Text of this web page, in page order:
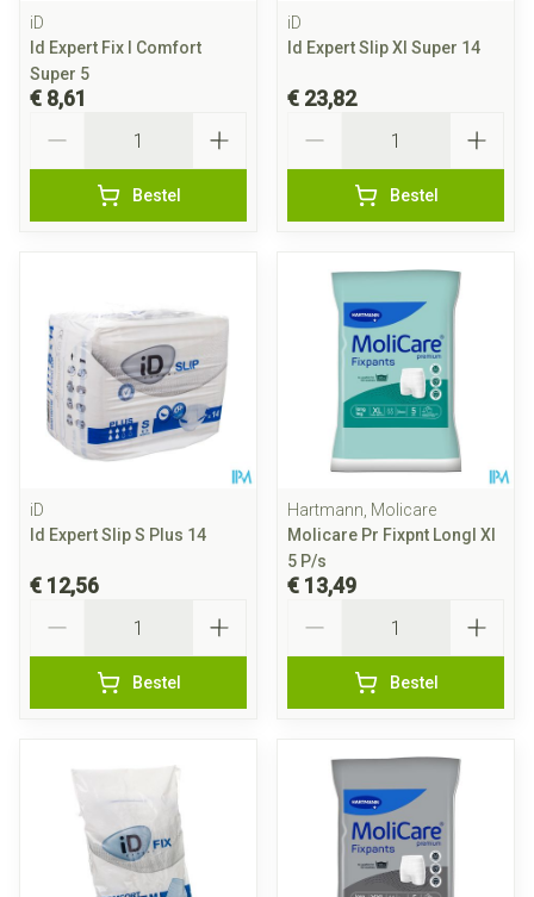
iD
Id Expert Fix l Comfort
Super 5
€ 8,61
Bestel
iD
Id Expert Slip Xl Super 14
€ 23,82
Bestel
iD
Id Expert Slip S Plus 14
€ 12,56
Bestel
Hartmann, Molicare
Molicare Pr Fixpnt Longl Xl
5 P/s
€ 13,49
Bestel